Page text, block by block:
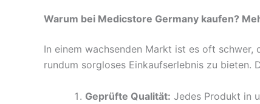
Warum bei Medicstore Germany kaufen?
In einem wachsenden Markt ist es oft
rundum sorgloses Einkaufserlebnis zu bieten.
Geprüfte Qualität: Jedes Produkt in